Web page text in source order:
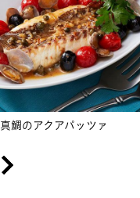
真鯛のアクアパッツァ